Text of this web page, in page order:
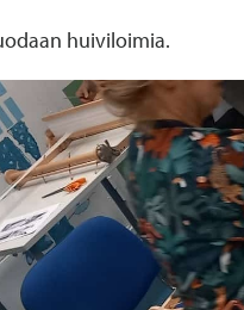
huiviloimia.